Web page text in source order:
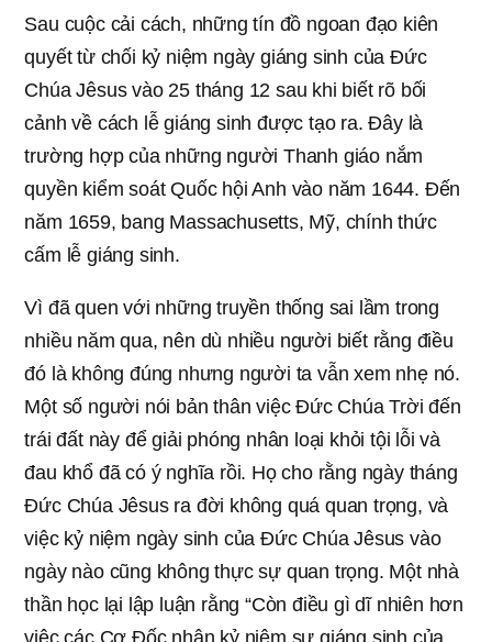
Sau cuộc cải cách, những tín đồ ngoan đạo kiên
quyết từ chối kỷ niệm ngày giáng sinh của Đức
Chúa Jêsus vào 25 tháng 12 sau khi biết rõ bối
cảnh về cách lễ giáng sinh được tạo ra. Đây là
trường hợp của những người Thanh giáo nắm
quyền kiểm soát Quốc hội Anh vào năm 1644. Đến
năm 1659, bang Massachusetts, Mỹ, chính thức
cấm lễ giáng sinh.
Vì đã quen với những truyền thống sai lầm trong
nhiều năm qua, nên dù nhiều người biết rằng điều
đó là không đúng nhưng người ta vẫn xem nhẹ nó.
Một số người nói bản thân việc Đức Chúa Trời đến
trái đất này để giải phóng nhân loại khỏi tội lỗi và
đau khổ đã có ý nghĩa rồi. Họ cho rằng ngày tháng
Đức Chúa Jêsus ra đời không quá quan trọng, và
việc kỷ niệm ngày sinh của Đức Chúa Jêsus vào
ngày nào cũng không thực sự quan trọng. Một nhà
thần học lại lập luận rằng “Còn điều gì dĩ nhiên hơn
việc các Cơ Đốc nhân kỷ niệm sự giáng sinh của